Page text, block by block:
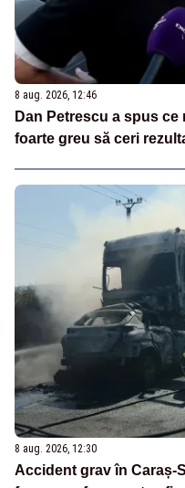
8 aug. 2026, 12:46
Dan Petrescu a spus ce
foarte greu să ceri
8 aug. 2026, 12:30
Accident grav în Caraș-